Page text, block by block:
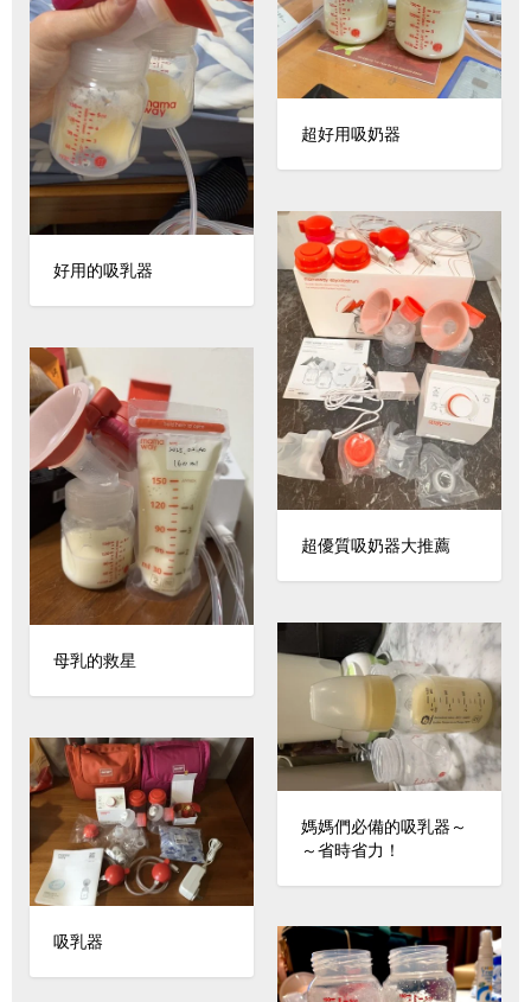
超好用吸奶器
好用的吸乳器
超優質吸奶器大推薦
母乳的救星
媽媽們必備的吸乳器～
～省時省力！
吸乳器